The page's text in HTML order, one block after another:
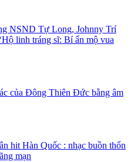
NSND Tự Long, Johnny Trí
linh tráng sĩ: Bí ẩn mộ vua
của Đông Thiên Đức bằng âm
hit Hàn Quốc : nhạc buồn thổn
mạn